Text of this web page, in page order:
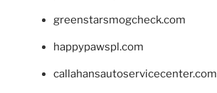
greenstarsmogcheck.com
happypawspl.com
callahansautoservicecenter.com